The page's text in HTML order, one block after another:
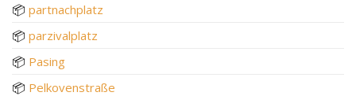
📦 partnachplatz
📦 parzivalplatz
📦 Pasing
📦 Pelkovenstraße